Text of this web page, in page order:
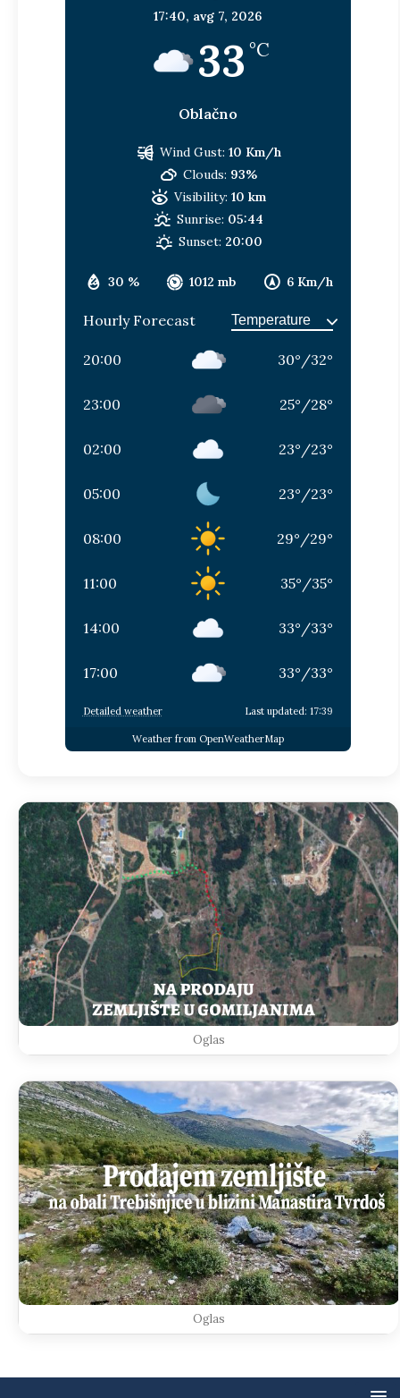
17:40, avg 7, 2026
33 °C
Oblačno
30 % 1012 mb 6 Km/h
Wind Gust: 10 Km/h
Clouds: 93%
Visibility: 10 km
Sunrise: 05:44
Sunset: 20:00
Hourly Forecast
20:00 30° /32°
23:00 25° /28°
02:00 23° /23°
05:00 23° /23°
08:00 29° /29°
11:00 35° /35°
14:00 33° /33°
17:00 33° /33°
Detailed weather Last updated: 17:39
Weather from OpenWeatherMap
Oglas
Oglas